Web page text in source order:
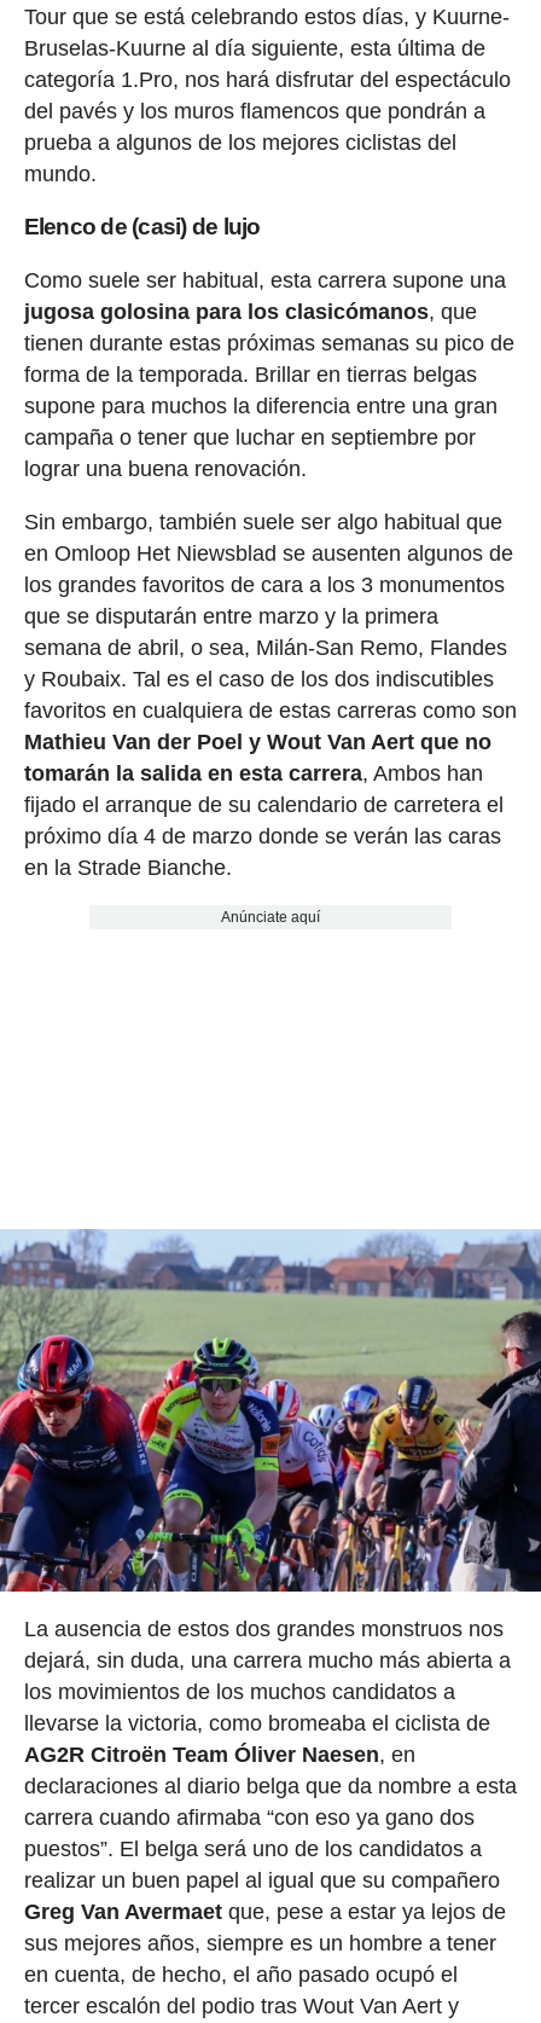
Tour que se está celebrando estos días, y Kuurne-
Bruselas-Kuurne al día siguiente, esta última de
categoría 1.Pro, nos hará disfrutar del espectáculo
del pavés y los muros flamencos que pondrán a
prueba a algunos de los mejores ciclistas del
mundo.
Elenco de (casi) de lujo
Como suele ser habitual, esta carrera supone una
jugosa golosina para los clasicómanos, que
tienen durante estas próximas semanas su pico de
forma de la temporada. Brillar en tierras belgas
supone para muchos la diferencia entre una gran
campaña o tener que luchar en septiembre por
lograr una buena renovación.
Sin embargo, también suele ser algo habitual que
en Omloop Het Niewsblad se ausenten algunos de
los grandes favoritos de cara a los 3 monumentos
que se disputarán entre marzo y la primera
semana de abril, o sea, Milán-San Remo, Flandes
y Roubaix. Tal es el caso de los dos indiscutibles
favoritos en cualquiera de estas carreras como son
Mathieu Van der Poel y Wout Van Aert que no
tomarán la salida en esta carrera, Ambos han
fijado el arranque de su calendario de carretera el
próximo día 4 de marzo donde se verán las caras
en la Strade Bianche.
Anúnciate aquí
La ausencia de estos dos grandes monstruos nos
dejará, sin duda, una carrera mucho más abierta a
los movimientos de los muchos candidatos a
llevarse la victoria, como bromeaba el ciclista de
AG2R Citroën Team Óliver Naesen, en
declaraciones al diario belga que da nombre a esta
carrera cuando afirmaba “con eso ya gano dos
puestos”. El belga será uno de los candidatos a
realizar un buen papel al igual que su compañero
Greg Van Avermaetque, pese a estar ya lejos de
sus mejores años, siempre es un hombre a tener
en cuenta, de hecho, el año pasado ocupó el
tercer escalón del podio tras Wout Van Aert y